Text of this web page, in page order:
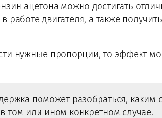
ацетона можно достигать
работе двигателя, а также
нужные пропорции, то эффект
поможет разобраться, каким
том или ином конкретном случае.